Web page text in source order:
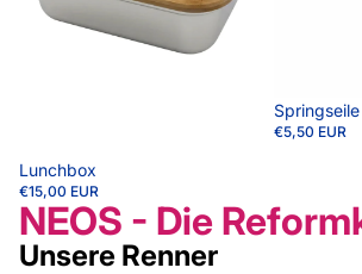
Lunchbox
€15,00 EUR
Springseile
€5,50 EUR
NEOS - Die
Unsere Renner